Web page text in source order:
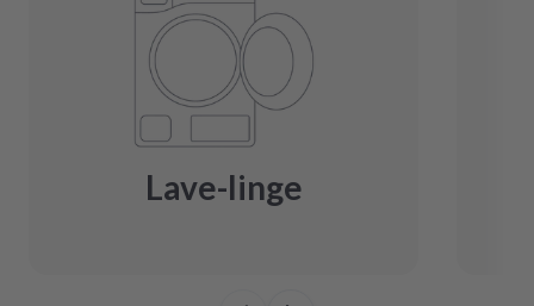
Lave-linge